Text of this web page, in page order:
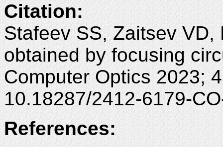
Citation:
Stafeev SS, Zaitsev VD,
obtained by focusing
Computer Optics 2023;
10.18287/2412-6179-
References: